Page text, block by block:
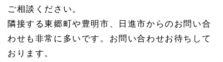
ル）
ご相談ください。
隣接する東郷町や豊明市、日進市からのお問い合
わせも非常に多いです。お問い合わせお待ちして
おります。